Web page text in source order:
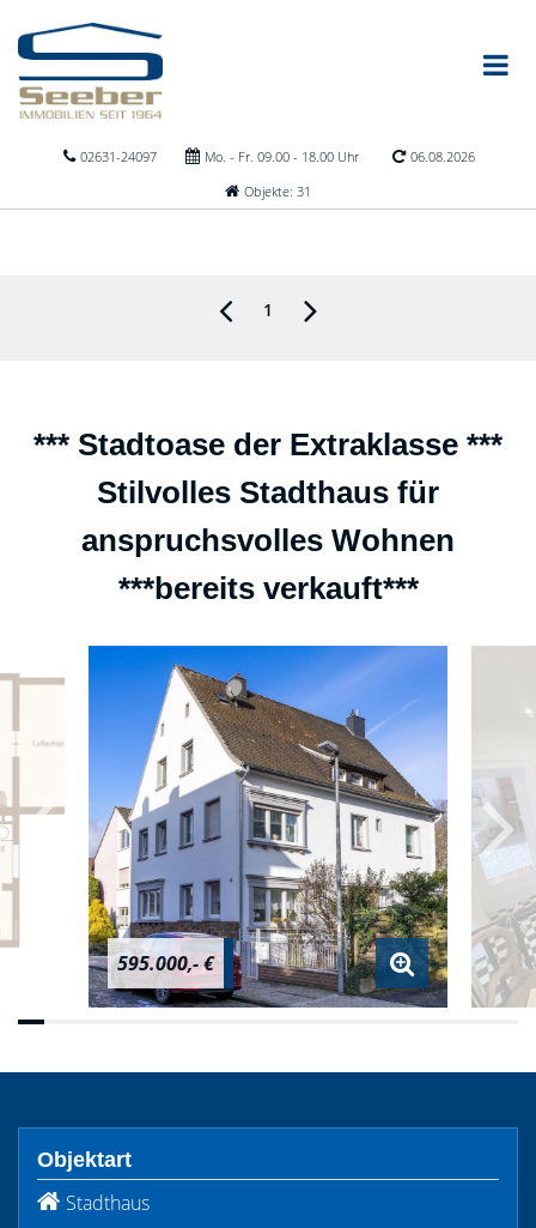
02631-24097 Mo. - Fr. 09.00 - 18.00 Uhr
06.08.2026
Objekte: 31
1
*** Stadtoase der Extraklasse ***
Stilvolles Stadthaus für
anspruchsvolles Wohnen
***bereits verkauft***
595.000,- €
Objektart
Stadthaus